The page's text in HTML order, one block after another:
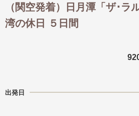
（関空発着）日月潭「ザ･ラ
湾の休日 ５日間
出発日